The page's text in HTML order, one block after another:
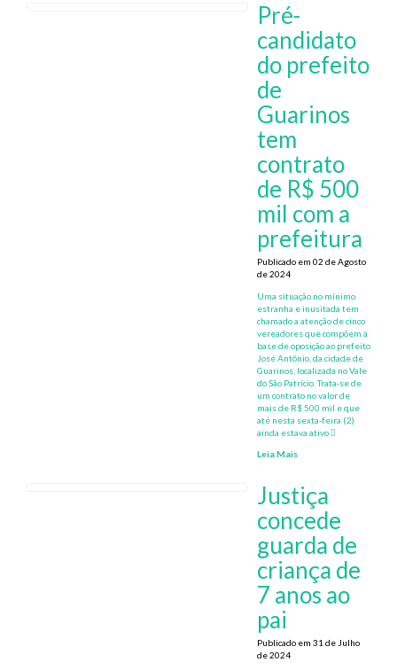
Pré-
candidato
do prefeito
de
Guarinos
tem
contrato
de R$ 500
mil com a
prefeitura
Publicado em 02 de Agosto
de 2024
Uma situação no mínimo
estranha e inusitada tem
chamado a atenção de cinco
vereadores que compõem a
base de oposição ao prefeito
José Antônio, da cidade de
Guarinos, localizada no Vale
do São Patrício. Trata-se de
um contrato no valor de
mais de R$ 500 mil e que
até nesta sexta-feira (2)
ainda estava ativo
Leia Mais
Justiça
concede
guarda de
criança de
7 anos ao
pai
Publicado em 31 de Julho
de 2024